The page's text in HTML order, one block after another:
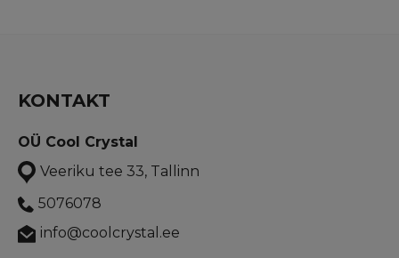
KONTAKT
OÜ Cool Crystal
Veeriku tee 33, Tallinn
5076078
info@coolcrystal.ee